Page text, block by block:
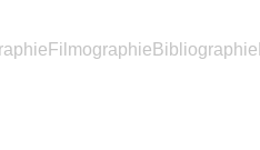
Filmographie Bibliographie